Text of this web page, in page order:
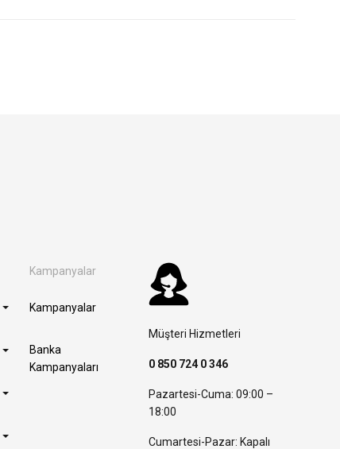
Kampanyalar
Kampanyalar
Banka
Kampanyaları
Müşteri Hizmetleri
0 850 724 0 346
Pazartesi-Cuma: 09:00 –
18:00
Cumartesi-Pazar: Kapalı